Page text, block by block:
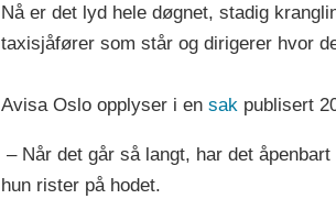
Nå er det lyd hele døgnet, stadig
taxisjåfører som står og dirigerer hvor
Avisa Oslo opplyser i ensak publisert
– Når det går så langt, har det
hun rister på hodet.